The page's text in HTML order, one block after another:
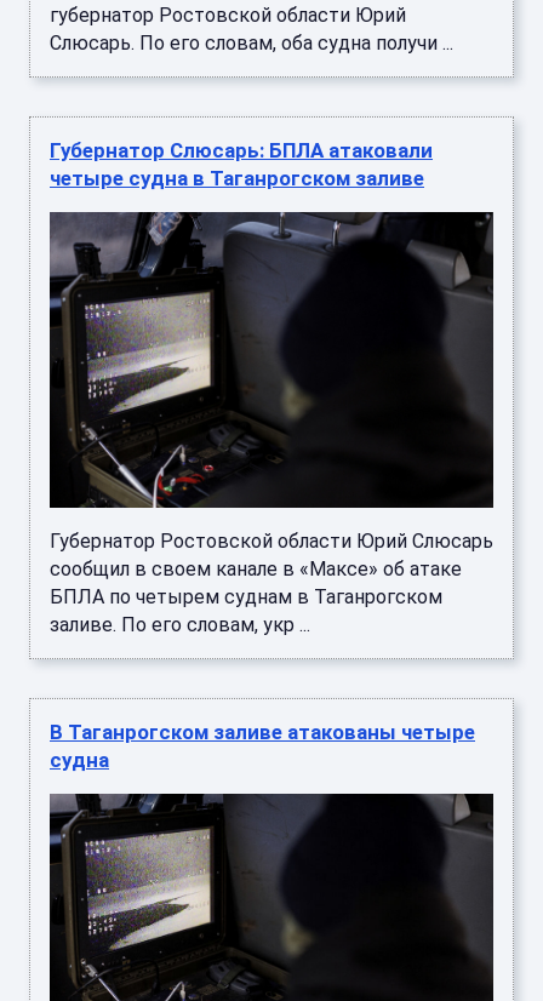
губернатор Ростовской области Юрий
Слюсарь. По его словам, оба судна получи ...
Губернатор Слюсарь: БПЛА атаковали
четыре судна в Таганрогском заливе
Губернатор Ростовской области Юрий Слюсарь
сообщил в своем канале в «Максе» об атаке
БПЛА по четырем суднам в Таганрогском
заливе. По его словам, укр ...
В Таганрогском заливе атакованы четыре
судна